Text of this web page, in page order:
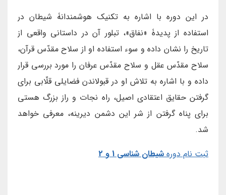
در این دوره با اشاره به تکنیک هوشمندانۀ شیطان در
استفاده از پدیدۀ «نفاق»، تبلور آن در داستانی واقعی از
تاریخ را نشان داده و سوء استفاده او از سلاح مقدّس قرآن،
سلاح مقدّس عقل و سلاح مقدّس عرفان را مورد بررسی قرار
داده و با اشاره به تلاش او در قبولاندن فضایلی قلّابی برای
گرفتن حقایق اعتقادی اصیل، راه نجات و راز بزرگ هستی
برای پناه گرفتن از شر این دشمن دیرینه، معرفی خواهد
شد.
ثبت نام دورهشیطان شناسی 1 و 2